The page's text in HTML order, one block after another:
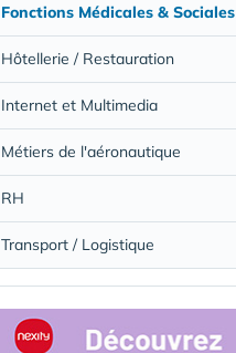
Fonctions Médicales & Sociales
Hôtellerie / Restauration
Internet et Multimedia
Métiers de l'aéronautique
RH
Transport / Logistique